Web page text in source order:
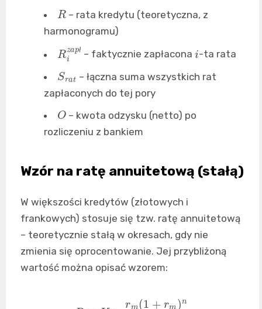
R – rata kredytu (teoretyczna, z
harmonogramu)
Rizap – faktycznie zapłacona i -ta rata
Sr
– łączna suma wszystkich rat
zapłaconych do tej pory
O – kwota odzysku (netto) po
rozliczeniu z bankiem
Wzór na ratę annuitetową (stałą)
W większości kredytów (złotowych i
frankowych) stosuje się tzw. ratę annuitetową
– teoretycznie stałą w okresach, gdy nie
zmienia się oprocentowanie. Jej przybliżoną
wartość można opisać wzorem:
+r )n 1 +r m)n